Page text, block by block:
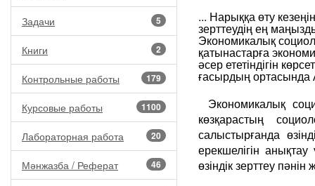
5
Задачи
2
Книги
179
Контрольные работы
1100
Курсовые работы
20
Лабораторная работа
46
Мәнжазба / Реферат
... Нарыққа өту
зерттеудің ең
Экономикалық
қатынастарға
әсер ететіндігін
ғасырдың
Экономикалық
көзқарастың
салыстырғанда
ерекшелігін
өзіндік зерттеу